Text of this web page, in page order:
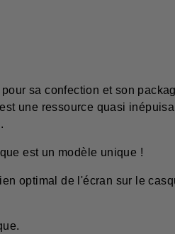
sa confection et son
une ressource quasi
est un modèle unique !
optimal de l'écran sur le